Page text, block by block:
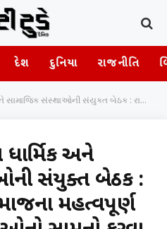
દેશ દુનિયા રાજનીતિ
કરી SIR બાબતે કલમાની બુનિયાદ પર એકજુટ થવા આહવાન આપણા અને પરિવારના ઉજ્જવળ ભવિષ્ય માટે થાક-કંટાળો દરકિનાર કરી BLO સમક્ષ ઉપસ્થિત રહી તમારા યોગ્ય પુરાવા જમા કરાવવા આહવાન
અને
સંયુક્ત બેઠક :
મહત્વપૂર્ણ